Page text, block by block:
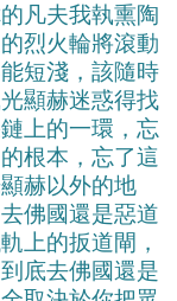
凡夫我執熏陶
烈火輪將滾動
短淺，該隨時
顯赫迷惑得找
上的一環，忘
根本，忘了這
赫以外的地
佛國還是惡道
上的扳道閘，
底去佛國還是